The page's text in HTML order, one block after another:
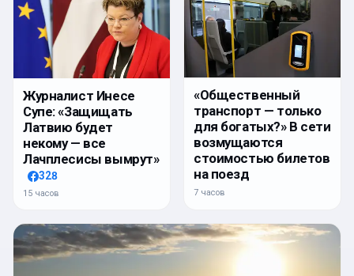
Журналист Инесе
Супе: «Защищать
Латвию будет
некому — все
Лачплесисы вымрут»
328
15 часов
«Общественный
транспорт — только
для богатых?» В сети
возмущаются
стоимостью билетов
на поезд
7 часов